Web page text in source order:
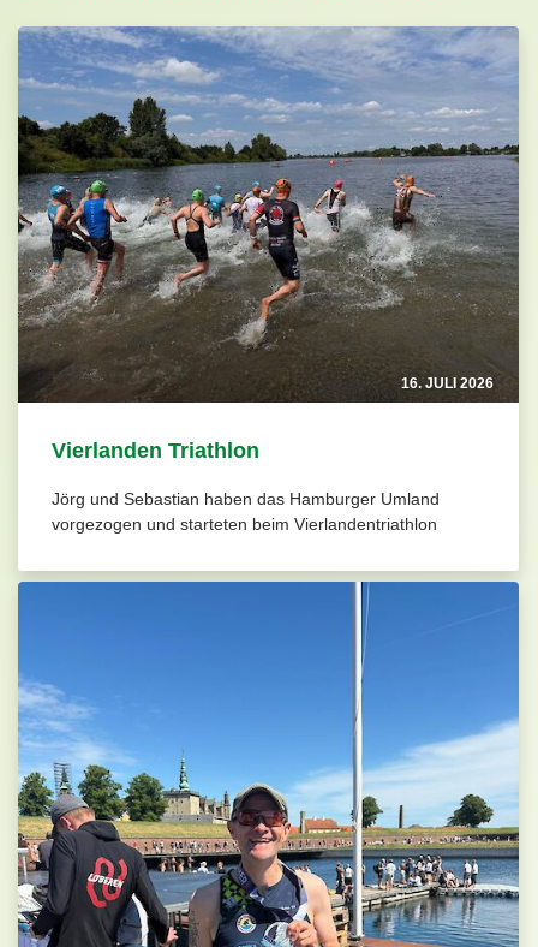
16. JULI 2026
Vierlanden Triathlon
Jörg und Sebastian haben das Hamburger Umland
vorgezogen und starteten beim Vierlandentriathlon